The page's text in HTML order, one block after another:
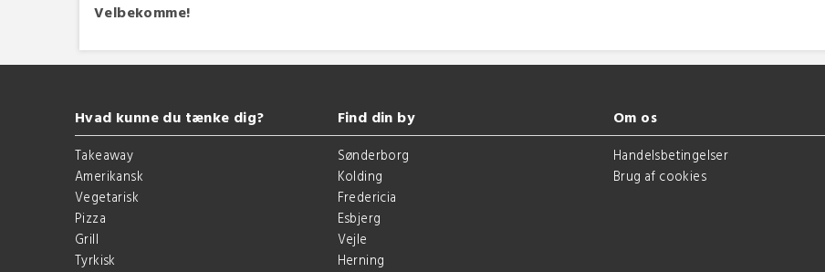
Velbekomme!
Hvad kunne du tænke dig?
Takeaway
Amerikansk
Vegetarisk
Pizza
Grill
Tyrkisk
Find din by
Sønderborg
Kolding
Fredericia
Esbjerg
Vejle
Herning
Om os
Handelsbetingelser
Brug af cookies